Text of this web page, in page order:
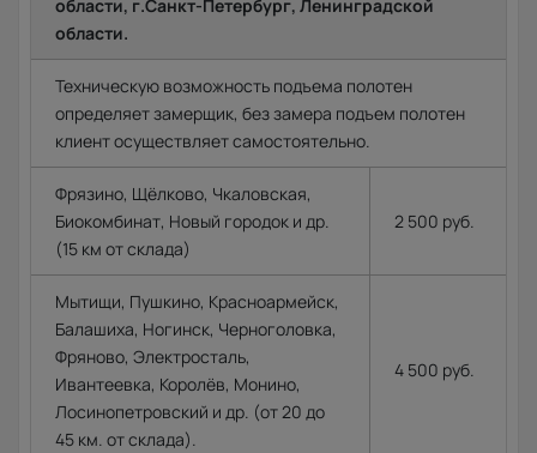
области, г.Санкт-Петербург, Ленинградской
области.
Техническую возможность подъема полотен
определяет замерщик, без замера подъем полотен
клиент осуществляет самостоятельно.
Фрязино, Щёлково, Чкаловская,
Биокомбинат, Новый городок и др.
(15 км от склада)
2 500 руб.
Мытищи, Пушкино, Красноармейск,
Балашиха, Ногинск, Черноголовка,
Фряново, Электросталь,
Ивантеевка, Королёв, Монино,
Лосинопетровский и др. (от 20 до
45 км. от склада).
4 500 руб.